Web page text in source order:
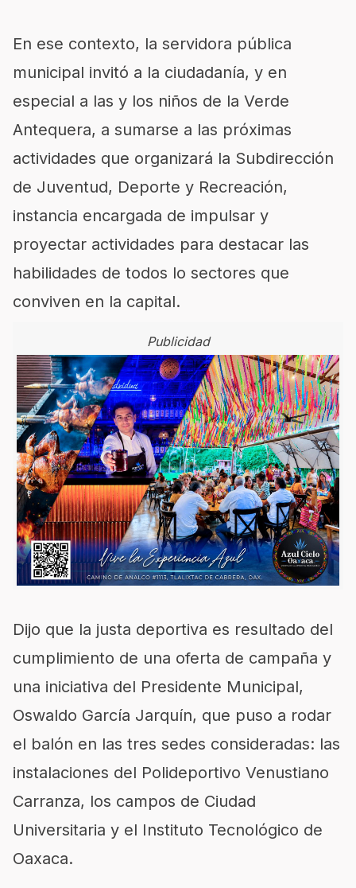
En ese contexto, la servidora pública
municipal invitó a la ciudadanía, y en
especial a las y los niños de la Verde
Antequera, a sumarse a las próximas
actividades que organizará la Subdirección
de Juventud, Deporte y Recreación,
instancia encargada de impulsar y
proyectar actividades para destacar las
habilidades de todos lo sectores que
conviven en la capital.
Publicidad
Dijo que la justa deportiva es resultado del
cumplimiento de una oferta de campaña y
una iniciativa del Presidente Municipal,
Oswaldo García Jarquín, que puso a rodar
el balón en las tres sedes consideradas: las
instalaciones del Polideportivo Venustiano
Carranza, los campos de Ciudad
Universitaria y el Instituto Tecnológico de
Oaxaca.